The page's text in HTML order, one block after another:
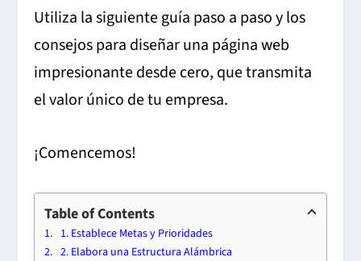
Utiliza la siguiente guía paso a paso y los
consejos para diseñar una página web
impresionante desde cero, que transmita
el valor único de tu empresa.
¡Comencemos!
Table of Contents
1. Establece Metas y Prioridades
2. Elabora una Estructura Alámbrica